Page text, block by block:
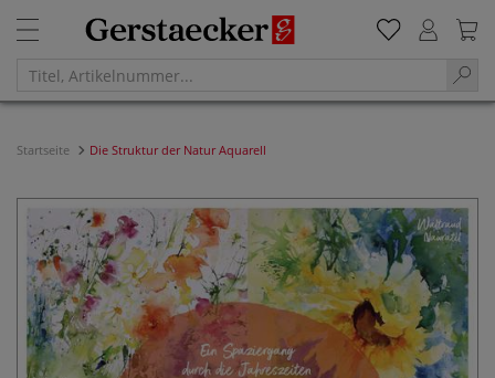
Startseite Die Struktur der Natur Aquarell